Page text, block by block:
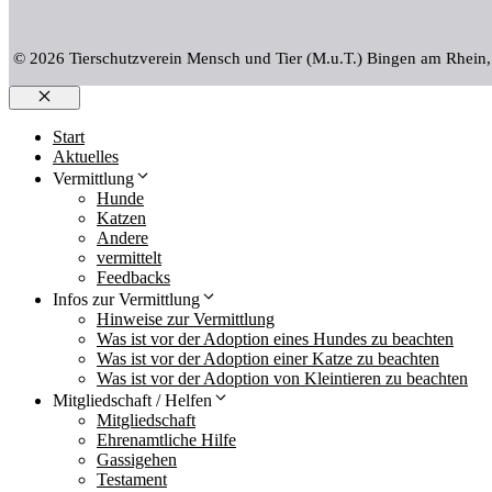
© 2026 Tierschutzverein Mensch und Tier (M.u.T.) Bingen am
Schließen
Start
Aktuelles
Vermittlung
Hunde
Katzen
Andere
vermittelt
Feedbacks
Infos zur Vermittlung
Hinweise zur Vermittlung
Was ist vor der Adoption eines Hundes zu beachten
Was ist vor der Adoption einer Katze zu beachten
Was ist vor der Adoption von Kleintieren zu beachten
Mitgliedschaft / Helfen
Mitgliedschaft
Ehrenamtliche Hilfe
Gassigehen
Testament